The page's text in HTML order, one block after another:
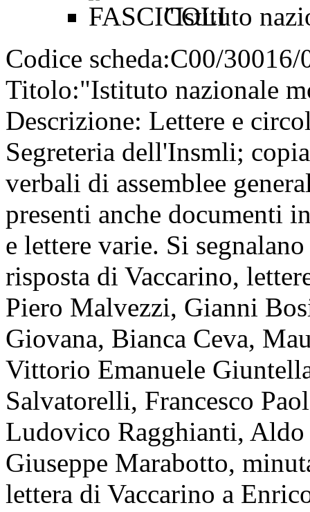
"Istituto
Codice scheda:C00/30016/
Titolo:"Istituto nazionale
Descrizione: Lettere e
Segreteria dell'Insmli;
verbali di assemblee
presenti anche documenti
e lettere varie. Si
risposta di Vaccarino,
Piero Malvezzi, Gianni
Giovana, Bianca Ceva,
Vittorio Emanuele
Salvatorelli, Francesco
Ludovico Ragghianti,
Giuseppe Marabotto,
lettera di Vaccarino a